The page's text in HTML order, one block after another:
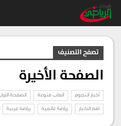
تصفح التصنيف
الصفحة الأخيرة
أخبار النجوم ألعاب منوعة الصفحة الأولى
اهم الاخبار رياضة عالمية رياضة عربية